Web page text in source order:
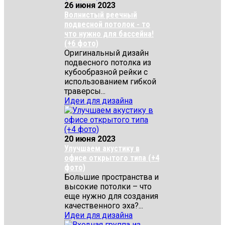
26 июня 2023
Волнистый реечный
подвесной потолок - то
что нужно для бассейна!
(+6 фото)
Оригинальный дизайн
подвесного потолка из
кубообразной рейки с
использованием гибкой
траверсы...
Идеи для дизайна
20 июня 2023
Улучшаем акустику в
офисе открытого типа (+4
фото)
Большие пространства и
высокие потолки – что
еще нужно для создания
качественного эха?...
Идеи для дизайна